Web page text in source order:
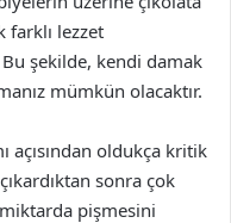
farklı lezzet
şekilde, kendi damak
mümkün olacaktır.
açısından oldukça kritik
sonra çok
miktarda pişmesini